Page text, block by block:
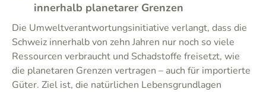
innerhalb planetarer Grenzen
Die Umweltverantwortungsinitiative verlangt, dass die
Schweiz innerhalb von zehn Jahren nur noch so viele
Ressourcen verbraucht und Schadstoffe freisetzt, wie
die planetaren Grenzen vertragen – auch für importierte
Güter. Ziel ist, die natürlichen Lebensgrundlagen